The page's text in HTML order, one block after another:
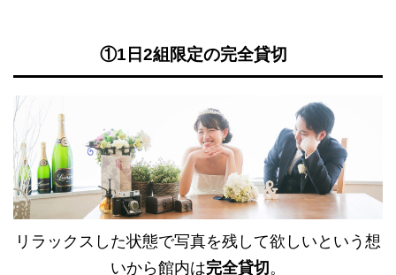
①1日2組限定の完全貸切
リラックスした状態で写真を残して欲しいという想
いから館内は完全貸切。